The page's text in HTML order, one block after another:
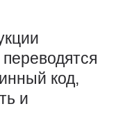
код,
и